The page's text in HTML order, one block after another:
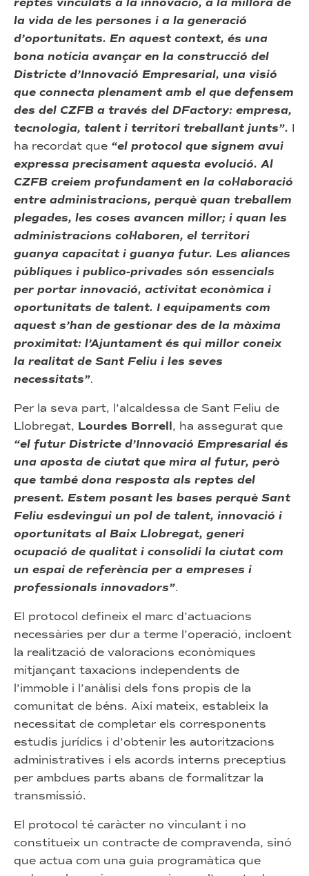
reptes vinculats a la innovació, a la millora de
la vida de les persones i a la generació
d’oportunitats. En aquest context, és una
bona notícia avançar en la construcció del
Districte d’Innovació Empresarial, una visió
que connecta plenament amb el que defensem
des del CZFB a través del DFactory: empresa,
tecnologia, talent i territori treballant junts”. I
ha recordat que “el protocol que signem avui
expressa precisament aquesta evolució. Al
CZFB creiem profundament en la col·laboració
entre administracions, perquè quan treballem
plegades, les coses avancen millor; i quan les
administracions col·laboren, el territori
guanya capacitat i guanya futur. Les aliances
públiques i publico-privades són essencials
per portar innovació, activitat econòmica i
oportunitats de talent. I equipaments com
aquest s’han de gestionar des de la màxima
proximitat: l’Ajuntament és qui millor coneix
la realitat de Sant Feliu i les seves
necessitats”.
Per la seva part, l’alcaldessa de Sant Feliu de
Llobregat, Lourdes Borrell, ha assegurat que
“el futur Districte d’Innovació Empresarial és
una aposta de ciutat que mira al futur, però
que també dona resposta als reptes del
present. Estem posant les bases perquè Sant
Feliu esdevingui un pol de talent, innovació i
oportunitats al Baix Llobregat, generi
ocupació de qualitat i consolidi la ciutat com
un espai de referència per a empreses i
professionals innovadors”.
El protocol defineix el marc d’actuacions
necessàries per dur a terme l’operació, incloent
la realització de valoracions econòmiques
mitjançant taxacions independents de
l’immoble i l’anàlisi dels fons propis de la
comunitat de béns. Així mateix, estableix la
necessitat de completar els corresponents
estudis jurídics i d’obtenir les autoritzacions
administratives i els acords interns preceptius
per ambdues parts abans de formalitzar la
transmissió.
El protocol té caràcter no vinculant i no
constitueix un contracte de compravenda, sinó
que actua com una guia programàtica que